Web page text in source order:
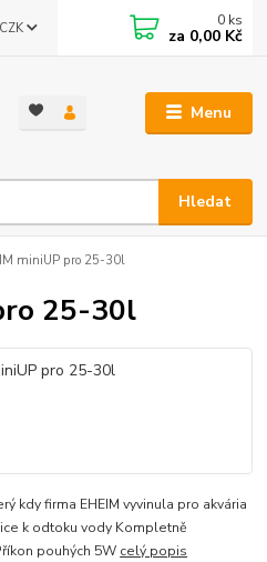
Menu
CZK
Hledat
0 ks
za 0,00 Kč
miniUP pro 25-30l
25-30l
kdy firma EHEIM vyvinula pro akvária
k odtoku vody Kompletně
pouhých 5W celý popis